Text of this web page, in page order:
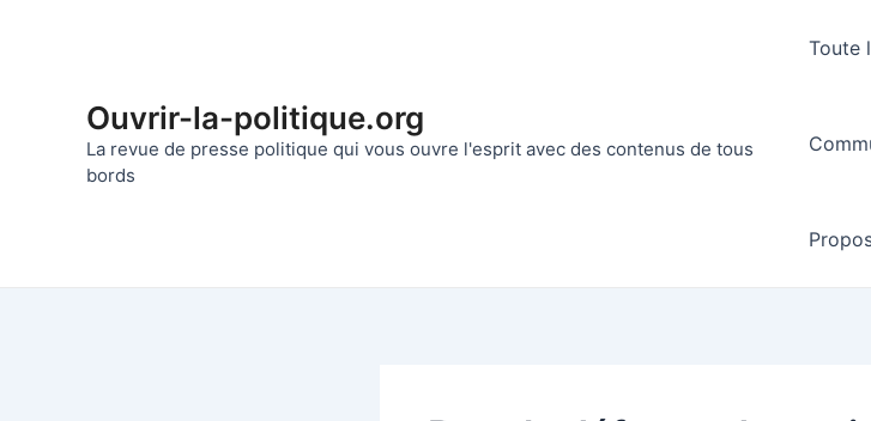
Ouvrir-la-politique.org
La revue de presse politique qui vous ouvre l'esprit avec des contenus de tous
bords
Toute